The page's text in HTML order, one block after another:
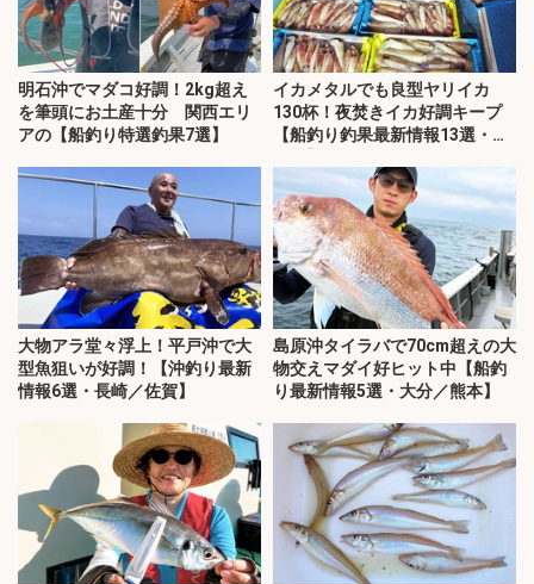
明石沖でマダコ好調！2kg超え
を筆頭にお土産十分 関西エリ
アの【船釣り特選釣果7選】
イカメタルでも良型ヤリイカ
130杯！夜焚きイカ好調キープ
【船釣り釣果最新情報13選・玄
大物アラ堂々浮上！平戸沖で大
型魚狙いが好調！【沖釣り最新
情報6選・長崎／佐賀】
島原沖タイラバで70cm超えの大
物交えマダイ好ヒット中【船釣
り最新情報5選・大分／熊本】